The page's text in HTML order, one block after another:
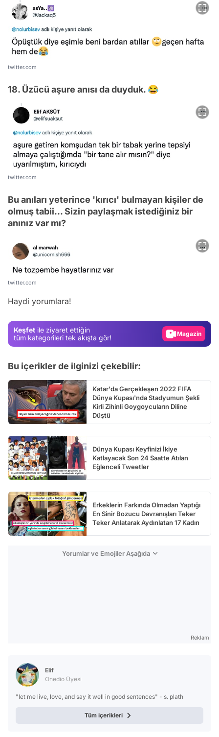
twitter.com
18. Üzücü aşure anısı da duyduk. 😂
twitter.com
Bu anıları yeterince 'kırıcı' bulmayan kişiler de
olmuş tabii... Sizin paylaşmak istediğiniz bir
anınız var mı?
twitter.com
Haydi yorumlara!
Keşfet ile ziyaret ettiğin
tüm kategorileri tek akışta gör!
Magazin
Video
Bu içerikler de ilginizi çekebilir:
Katar'da Gerçekleşen 2022 FIFA
Dünya Kupası'nda Stadyumun Şekli
Kirli Zihinli Goygoycuların Diline
Düştü
Dünya Kupası Keyfinizi İkiye
Katlayacak Son 24 Saatte Atılan
Eğlenceli Tweetler
Erkeklerin Farkında Olmadan Yaptığı
En Sinir Bozucu Davranışları Teker
Teker Anlatarak Aydınlatan 17 Kadın
Yorumlar ve Emojiler Aşağıda
Reklam
Elif
Onedio Üyesi
"let me live, love, and say it well in good sentences" - s. plath
Tüm içerikleri